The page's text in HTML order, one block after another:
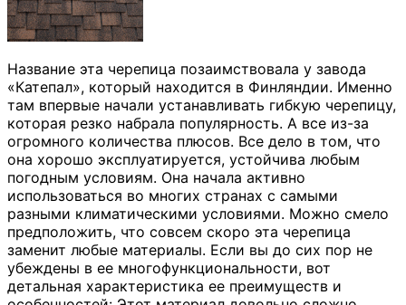
Название эта черепица позаимствовала у завода
«Катепал», который находится в Финляндии. Именно
там впервые начали устанавливать гибкую черепицу,
которая резко набрала популярность. А все из-за
огромного количества плюсов. Все дело в том, что
она хорошо эксплуатируется, устойчива любым
погодным условиям. Она начала активно
использоваться во многих странах с самыми
разными климатическими условиями. Можно смело
предположить, что совсем скоро эта черепица
заменит любые материалы. Если вы до сих пор не
убеждены в ее многофункциональности, вот
детальная характеристика ее преимуществ и